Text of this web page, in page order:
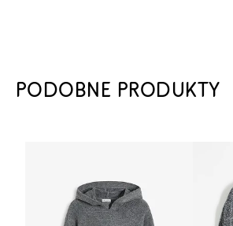
PODOBNE PRODUKTY